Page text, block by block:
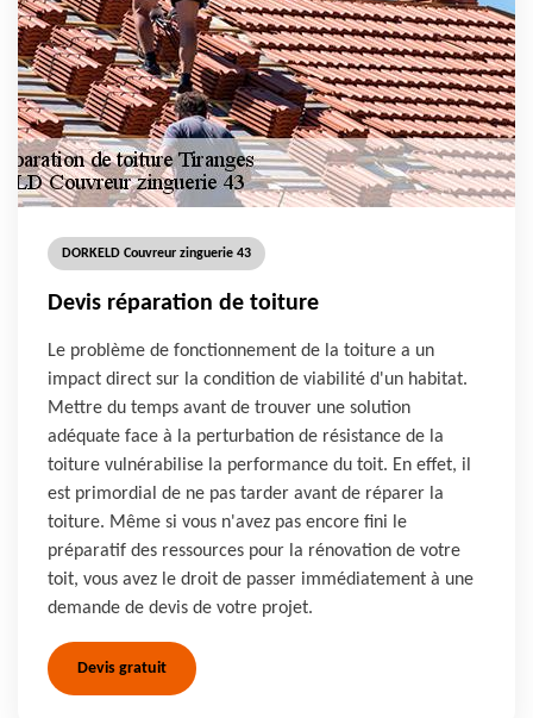
DORKELD Couvreur zinguerie 43
Devis réparation de toiture
Le problème de fonctionnement de la toiture a un
impact direct sur la condition de viabilité d'un habitat.
Mettre du temps avant de trouver une solution
adéquate face à la perturbation de résistance de la
toiture vulnérabilise la performance du toit. En effet, il
est primordial de ne pas tarder avant de réparer la
toiture. Même si vous n'avez pas encore fini le
préparatif des ressources pour la rénovation de votre
toit, vous avez le droit de passer immédiatement à une
demande de devis de votre projet.
Devis gratuit